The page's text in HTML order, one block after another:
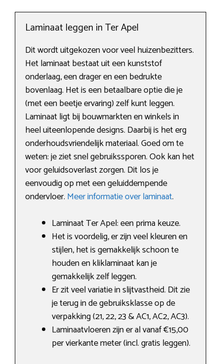
Laminaat leggen in Ter Apel
Dit wordt uitgekozen voor veel huizenbezitters.
Het laminaat bestaat uit een kunststof
onderlaag, een drager en een bedrukte
bovenlaag. Het is een betaalbare optie die je
(met een beetje ervaring) zelf kunt leggen.
Laminaat ligt bij bouwmarkten en winkels in
heel uiteenlopende designs. Daarbij is het erg
onderhoudsvriendelijk materiaal. Goed om te
weten: je ziet snel gebruikssporen. Ook kan het
voor geluidsoverlast zorgen. Dit los je
eenvoudig op met een geluiddempende
ondervloer. Meer informatie over laminaat.
Laminaat Ter Apel: een prima keuze.
Het is voordelig, er zijn veel kleuren en
stijlen, het is gemakkelijk schoon te
houden en kliklaminaat kan je
gemakkelijk zelf leggen.
Er zit veel variatie in slijtvastheid. Dit zie
je terug in de gebruiksklasse op de
verpakking (21, 22, 23 & AC1, AC2, AC3).
Laminaatvloeren zijn er al vanaf €15,00
per vierkante meter (incl. gratis leggen).